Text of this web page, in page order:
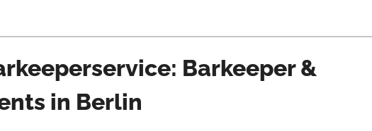
Barkeeper &
in Berlin